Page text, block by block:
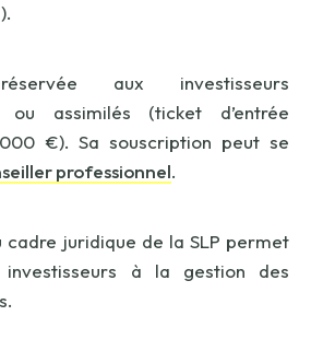
aux investisseurs
ou assimilés (ticket d’entrée
€). Sa souscription peut se
professionnel.
cadre juridique de la SLP permet
investisseurs à la gestion des